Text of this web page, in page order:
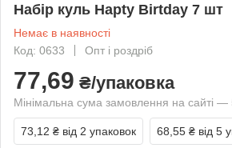
Набір куль Hapty Birtday 7 шт
Немає в наявності
Код: 0633
Опт і роздріб
77,69 ₴/упаковка
Мінімальна сума замовлення на сайті —
73,12 ₴ від 2 упаковок 68,55 ₴ від 5